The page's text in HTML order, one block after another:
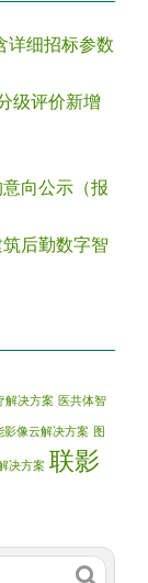
详细招标参数
级评价新增
向公示（报
后勤数字智
解决方案 医共体智
影像云解决方案 图
决方案 联影